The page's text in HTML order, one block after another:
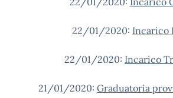
22/01/2020: Incarico
22/01/2020: Incarico
21/01/2020: Graduatoria